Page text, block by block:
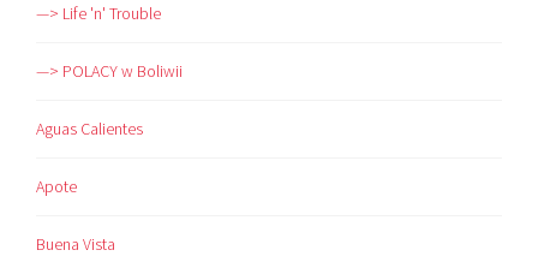
—> Life 'n' Trouble
—> POLACY w Boliwii
Aguas Calientes
Apote
Buena Vista